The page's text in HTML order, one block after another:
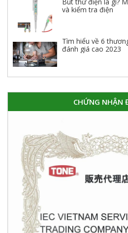
và kiểm tra điện
Tìm hiểu về 6
đánh giá cao 2023
CHỨNG NHẬN